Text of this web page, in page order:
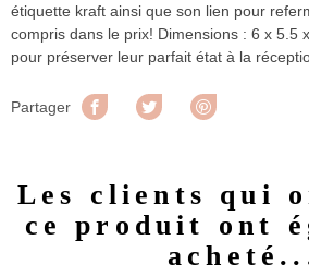
étiquette kraft ainsi que son lien pour
compris dans le prix! Dimensions : 6 x 5.5
pour préserver leur parfait état à la
Partager Partager Tweet
Les clients qui
ce produit ont